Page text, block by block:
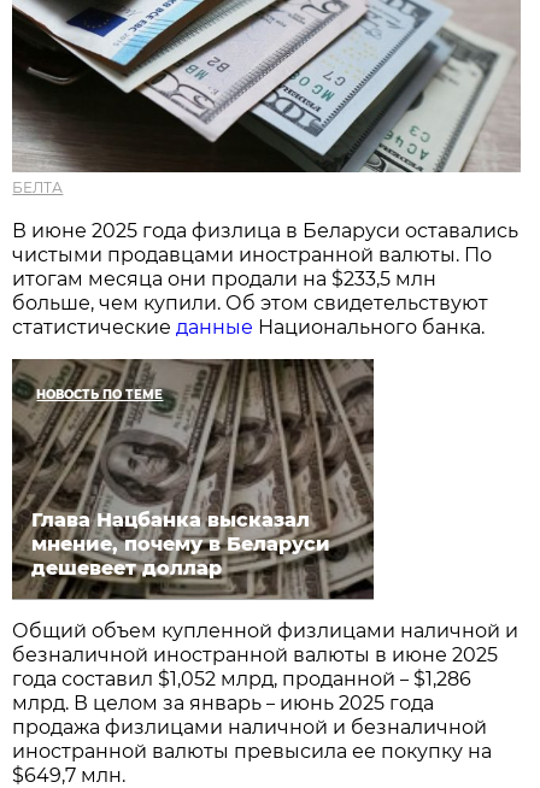
БЕЛТА
В июне 2025 года физлица в Беларуси оставались
чистыми продавцами иностранной валюты. По
итогам месяца они продали на $233,5 млн
больше, чем купили. Об этом свидетельствуют
статистическиеданные Национального банка.
НОВОСТЬ ПО ТЕМЕ
Глава Нацбанка высказал
мнение, почему в Беларуси
дешевеет доллар
Общий объем купленной физлицами наличной и
безналичной иностранной валюты в июне 2025
года составил $1,052 млрд, проданной– $1,286
млрд. В целом за январь– июнь 2025 года
продажа физлицами наличной и безналичной
иностранной валюты превысила ее покупку на
$649,7 млн.